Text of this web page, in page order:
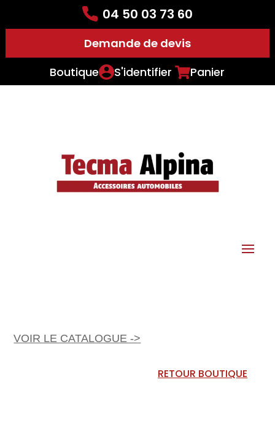
04 50 03 73 60
Demande de devis
Boutique
S'identifier Panier
VOIR LE CATALOGUE ->
RETOUR BOUTIQUE